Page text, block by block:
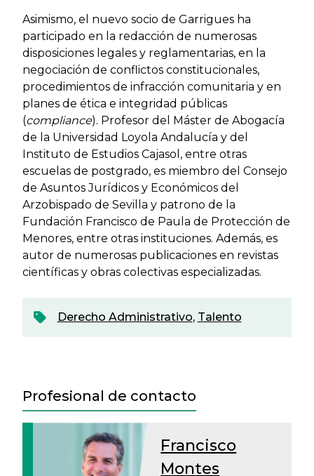
Asimismo, el nuevo socio de Garrigues ha
participado en la redacción de numerosas
disposiciones legales y reglamentarias, en la
negociación de conflictos constitucionales,
procedimientos de infracción comunitaria y en
planes de ética e integridad públicas
(compliance). Profesor del Máster de Abogacía
de la Universidad Loyola Andalucía y del
Instituto de Estudios Cajasol, entre otras
escuelas de postgrado, es miembro del Consejo
de Asuntos Jurídicos y Económicos del
Arzobispado de Sevilla y patrono de la
Fundación Francisco de Paula de Protección de
Menores, entre otras instituciones. Además, es
autor de numerosas publicaciones en revistas
científicas y obras colectivas especializadas.
Derecho Administrativo, Talento
Profesional de contacto
Francisco
Montes